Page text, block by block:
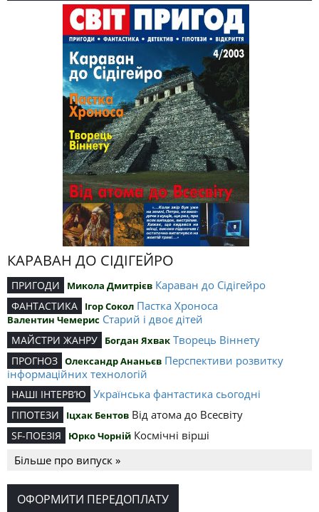
КАРАВАН ДО СІДІГЕЙРО
ПРИГОДИ Микола Дмитрієв Караван до Сідігейро
ФАНТАСТИКА Ігор Сокол Пастка Хроноса
Валентин Чемерис Старий і двоє дітей
МАЙСТРИ ЖАНРУ Богдан Яхвак Творець Віннету
ПРОГНОЗ Олександр Ананьєв Перспективи розвитку
інформаційних технологій
НАШІ ІНТЕРВ’Ю Українська фантастика сьогодні
ГІПОТЕЗИ Іцхак Бентов Від атома до Всесвіту
SF-ПОЕЗІЯ Юрко Чорній Космічні вірші
Більше про випуск »
ОФОРМИТИ ПЕРЕДОПЛАТУ